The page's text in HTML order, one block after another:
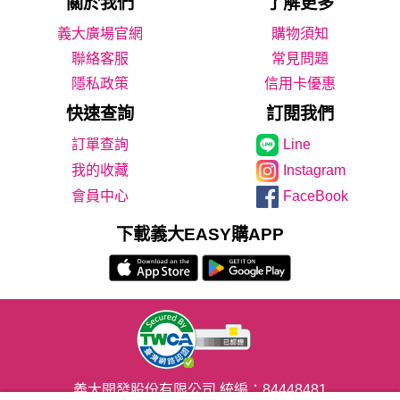
義大廣場官網
購物須知
聯絡客服
常見問題
隱私政策
信用卡優惠
快速查詢 訂閱我們
Line
我的收藏
Instagram
會員中心
FaceBook
下載義大EASY購APP
義大開發股份有限公司 統編：84448481